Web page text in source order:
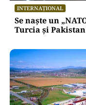
INTERNAȚIONAL
Se naște un
Turcia și